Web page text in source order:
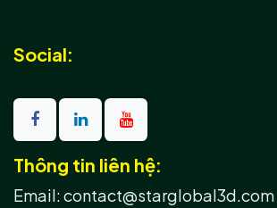
Thông tin liên hệ:
Email: contact@starglobal3d.com
Social: